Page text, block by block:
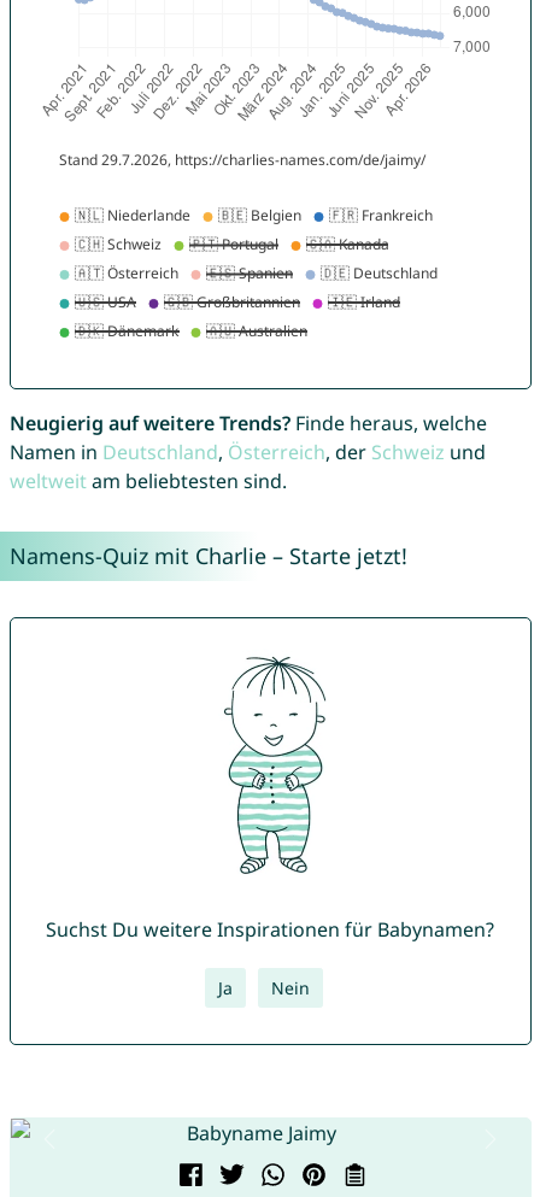
Neugierig auf weitere Trends?Finde heraus, welche
Namen in Deutschland, Österreich, der Schweiz und
weltweitam beliebtesten sind.
Namens-Quiz mit Charlie – Starte jetzt!
Suchst Du weitere Inspirationen für Babynamen?
Ja Nein